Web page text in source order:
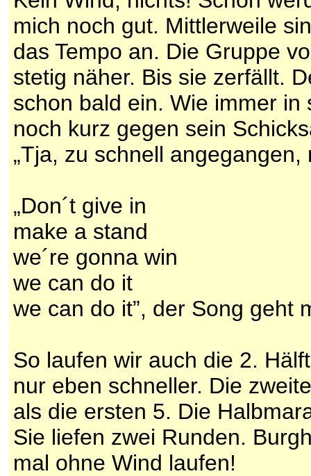
mich noch gut. Mittlerweile
das Tempo an. Die Gruppe
stetig näher. Bis sie zerfällt.
schon bald ein. Wie immer
noch kurz gegen sein
„Tja, zu schnell angegangen,
„Don´t give in
make a stand
we´re gonna win
we can do it
we can do it”, der Song geht
So laufen wir auch die 2.
nur eben schneller. Die
als die ersten 5. Die
Sie liefen zwei Runden.
mal ohne Wind laufen!